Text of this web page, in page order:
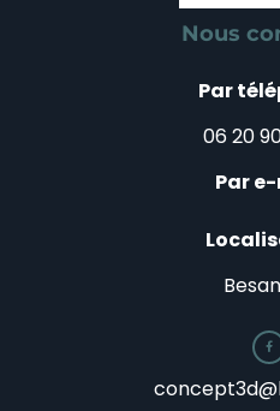
Nous
Par
06 20
Par
